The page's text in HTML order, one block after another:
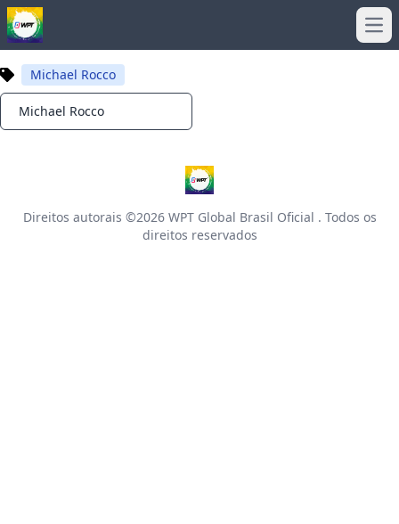
Michael Rocco
Notifications
Michael Rocco
Direitos autorais ©2026WPT Global Brasil Oficial . Todos os
direitos reservados